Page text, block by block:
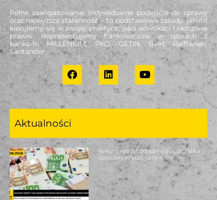
Pełne zaangażowanie, indywidualne podejście do sprawy
oraz najwyższa staranność – to podstawowe zasady, jakimi
kierujemy się w swojej praktyce, jako adwokaci i radcowie
prawni. Reprezentujemy frankowiczów w sporach z
bankami MILLENIUM, PKO, GETIN, BPH, Raiffeisen,
Santander .
Aktualności
Kolejny kredyt od samego początku
spłacany w euro unieważniony